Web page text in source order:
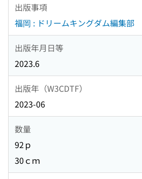
出版事項
福岡 : ドリームキングダム編集部
出版年月日等
2023.6
出版年（W3CDTF）
2023-06
数量
92ｐ
30ｃｍ